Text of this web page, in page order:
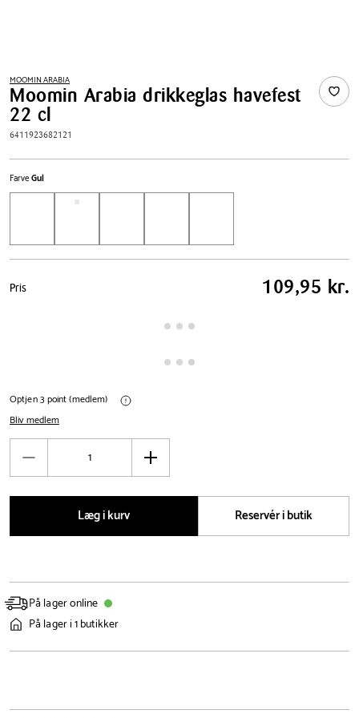
MOOMIN ARABIA
Moomin Arabia drikkeglas havefest
22 cl
6411923682121
FarveGul
Pris
tabel
Pris 109,95 kr.
Optjen 3 point (medlem)
Bliv medlem
Antal
Øg
Læg i kurv
Reservér i butik
På lager online
På lager i 1 butikker